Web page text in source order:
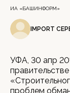
ИА «БАШИНФОРМ»
IMPORT
УФА, 30 апр
проблем